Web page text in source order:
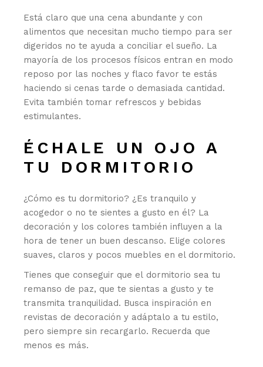
Está claro que una cena abundante y con
alimentos que necesitan mucho tiempo para ser
digeridos no te ayuda a conciliar el sueño. La
mayoría de los procesos físicos entran en modo
reposo por las noches y flaco favor te estás
haciendo si cenas tarde o demasiada cantidad.
Evita también tomar refrescos y bebidas
estimulantes.
ÉCHALE UN OJO A
TU DORMITORIO
¿Cómo es tu dormitorio? ¿Es tranquilo y
acogedor o no te sientes a gusto en él? La
decoración y los colores también influyen a la
hora de tener un buen descanso. Elige colores
suaves, claros y pocos muebles en el dormitorio.
Tienes que conseguir que el dormitorio sea tu
remanso de paz, que te sientas a gusto y te
transmita tranquilidad. Busca inspiración en
revistas de decoración y adáptalo a tu estilo,
pero siempre sin recargarlo. Recuerda que
menos es más.